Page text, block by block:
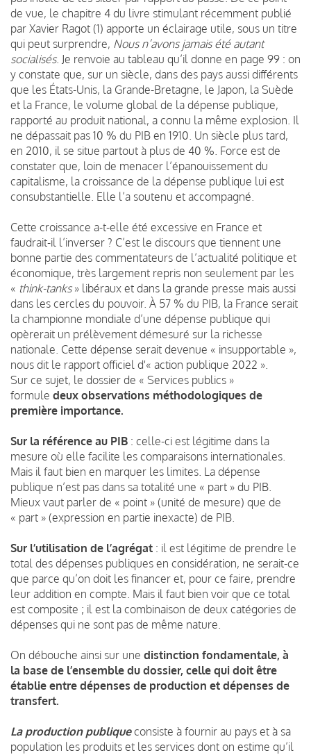
de vue, le chapitre 4 du livre stimulant récemment publié
par Xavier Ragot (1) apporte un éclairage utile, sous un titre
qui peut surprendre, Nous n’avons jamais été autant
socialisés. Je renvoie au tableau qu’il donne en page 99 : on
y constate que, sur un siècle, dans des pays aussi différents
que les États-Unis, la Grande-Bretagne, le Japon, la Suède
et la France, le volume global de la dépense publique,
rapporté au produit national, a connu la même explosion. Il
ne dépassait pas 10 % du PIB en 1910. Un siècle plus tard,
en 2010, il se situe partout à plus de 40 %. Force est de
constater que, loin de menacer l’épanouissement du
capitalisme, la croissance de la dépense publique lui est
consubstantielle. Elle l’a soutenu et accompagné.
Cette croissance a-t-elle été excessive en France et
faudrait-il l’inverser ? C’est le discours que tiennent une
bonne partie des commentateurs de l’actualité politique et
économique, très largement repris non seulement par les
« think-tanks» libéraux et dans la grande presse mais aussi
dans les cercles du pouvoir. À 57 % du PIB, la France serait
la championne mondiale d’une dépense publique qui
opèrerait un prélèvement démesuré sur la richesse
nationale. Cette dépense serait devenue « insupportable »,
nous dit le rapport officiel d'« action publique 2022 ».
Sur ce sujet, le dossier de « Services publics »
formule deux observations méthodologiques de
première importance.
Sur la référence au PIB : celle-ci est légitime dans la
mesure où elle facilite les comparaisons internationales.
Mais il faut bien en marquer les limites. La dépense
publique n’est pas dans sa totalité une « part » du PIB.
Mieux vaut parler de « point » (unité de mesure) que de
« part » (expression en partie inexacte) de PIB.
Sur l’utilisation de l’agrégat : il est légitime de prendre le
total des dépenses publiques en considération, ne serait-ce
que parce qu’on doit les financer et, pour ce faire, prendre
leur addition en compte. Mais il faut bien voir que ce total
est composite ; il est la combinaison de deux catégories de
dépenses qui ne sont pas de même nature.
On débouche ainsi sur une distinction fondamentale, à
la base de l’ensemble du dossier, celle qui doit être
établie entre dépenses de production et dépenses de
transfert.
La production publique consiste à fournir au pays et à sa
population les produits et les services dont on estime qu’il